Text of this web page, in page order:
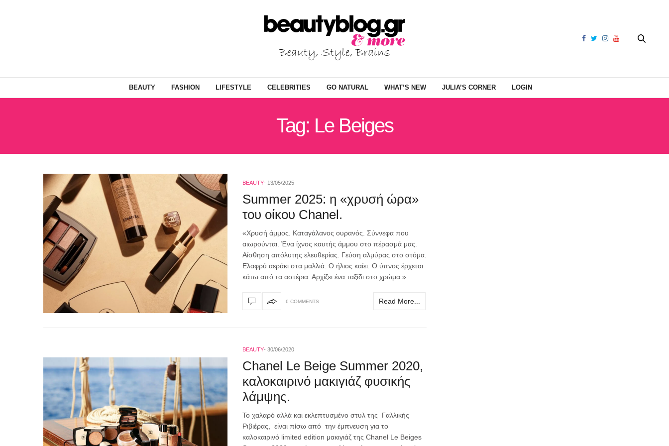
BEAUTY FASHION LIFESTYLE CELEBRITIES GO NATURAL WHAT’S NEW JULIA’S CORNER LOGIN
Tag: Le Beiges
BEAUTY 13/05/2025
Summer 2025: η «χρυσή ώρα»
του οίκου Chanel.
«Χρυσή άμμος. Καταγάλανος ουρανός. Σύννεφα που
αιωρούνται. Ένα ίχνος καυτής άμμου στο πέρασμά μας.
Αίσθηση απόλυτης ελευθερίας. Γεύση αλμύρας στο στόμα.
Ελαφρύ αεράκι στα μαλλιά. Ο ήλιος καίει. Ο ύπνος έρχεται
κάτω από τα αστέρια. Αρχίζει ένα ταξίδι στο χρώμα.»
6 COMMENTS Read More...
BEAUTY 30/06/2020
Chanel Le Beige Summer 2020,
καλοκαιρινό μακιγιάζ φυσικής
λάμψης.
Το χαλαρό αλλά και εκλεπτυσμένο στυλ της Γαλλικής
Ριβιέρας, είναι πίσω από την έμπνευση για το
καλοκαιρινό limited edition μακιγιάζ της Chanel Le Beiges